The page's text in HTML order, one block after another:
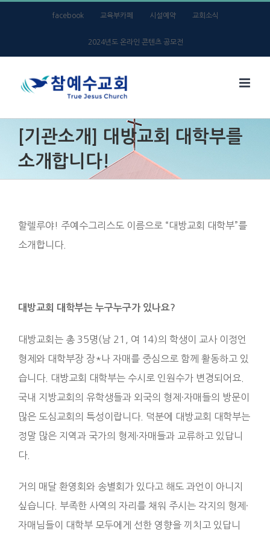
facebook 교육부카페 시설예약 교회소식
2024년도 온라인 콘텐츠 공모전
[기관소개] 대방교회 대학부를
소개합니다!
할렐루야! 주예수그리스도 이름으로 “대방교회 대학부”를
소개합니다.
대방교회 대학부는 누구누구가 있나요?
대방교회는 총 35명(남 21, 여 14)의 학생이 교사 이정언
형제와 대학부장 장*나 자매를 중심으로 함께 활동하고 있
습니다. 대방교회 대학부는 수시로 인원수가 변경되어요.
국내 지방교회의 유학생들과 외국의 형제·자매들의 방문이
많은 도심교회의 특성이랍니다. 덕분에 대방교회 대학부는
정말 많은 지역과 국가의 형제·자매들과 교류하고 있답니
다.
거의 매달 환영회와 송별회가 있다고 해도 과언이 아니지
싶습니다. 부족한 사역의 자리를 채워 주시는 각지의 형제·
자매님들이 대학부 모두에게 선한 영향을 끼치고 있답니